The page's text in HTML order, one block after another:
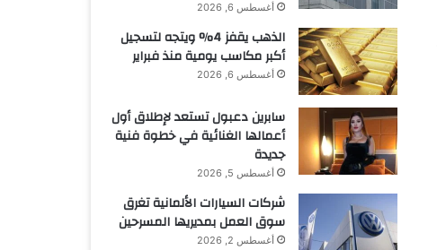
أغسطس 6, 2026
الذهب يقفز 4% ويتجه لتسجيل
أكبر مكاسب يومية منذ فبراير
أغسطس 6, 2026
سابرين دعبول تستعد لإطلاق أول
أعمالها الغنائية في خطوة فنية
جديدة
أغسطس 5, 2026
شركات السيارات الألمانية تغرق
سوق العمل بمديريها المسرحين
أغسطس 2, 2026